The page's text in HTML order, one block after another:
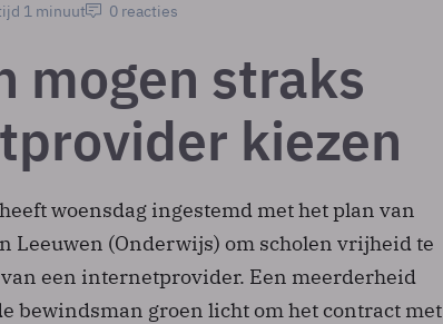
1 minuut 0 reacties
mogen straks
kiezen
woensdag ingestemd met het plan van
Leeuwen (Onderwijs) om scholen vrijheid te
een internetprovider. Een meerderheid
bewindsman groen licht om het contract met